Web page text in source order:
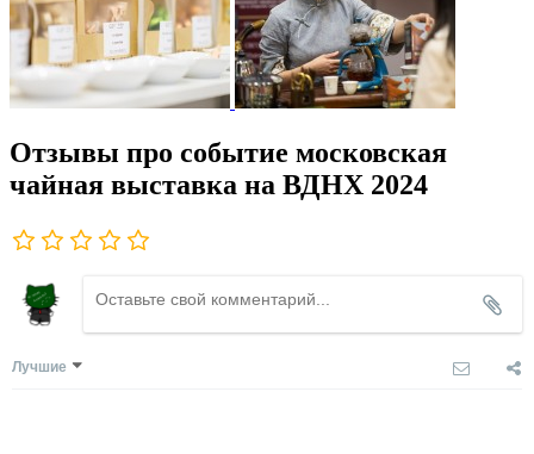
Отзывы про событие московская
чайная выставка на ВДНХ 2024
Лучшие